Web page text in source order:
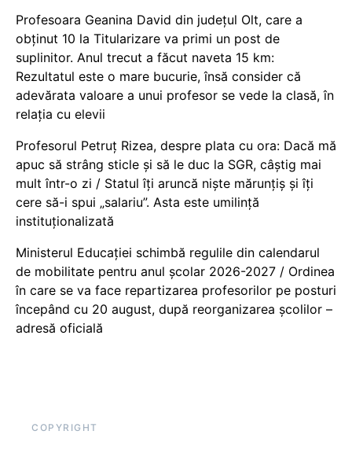
Profesoara Geanina David din județul Olt, care a
obținut 10 la Titularizare va primi un post de
suplinitor. Anul trecut a făcut naveta 15 km:
Rezultatul este o mare bucurie, însă consider că
adevărata valoare a unui profesor se vede la clasă, în
relația cu elevii
Profesorul Petruț Rizea, despre plata cu ora: Dacă mă
apuc să strâng sticle și să le duc la SGR, câștig mai
mult într-o zi / Statul îți aruncă niște mărunțiș și îți
cere să-i spui „salariu”. Asta este umilință
instituționalizată
Ministerul Educației schimbă regulile din calendarul
de mobilitate pentru anul școlar 2026-2027 / Ordinea
în care se va face repartizarea profesorilor pe posturi
începând cu 20 august, după reorganizarea școlilor –
adresă oficială
COPYRIGHT